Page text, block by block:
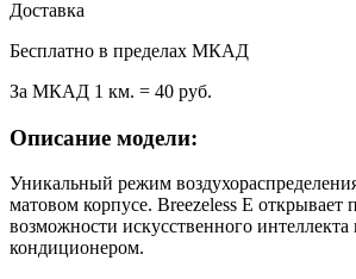
Доставка
Бесплатно в пределах МКАД
За МКАД 1 км. = 40 руб.
Описание модели:
Уникальный режим
матовом корпусе. Breezeless E открывает
возможности искусственного
кондиционером.